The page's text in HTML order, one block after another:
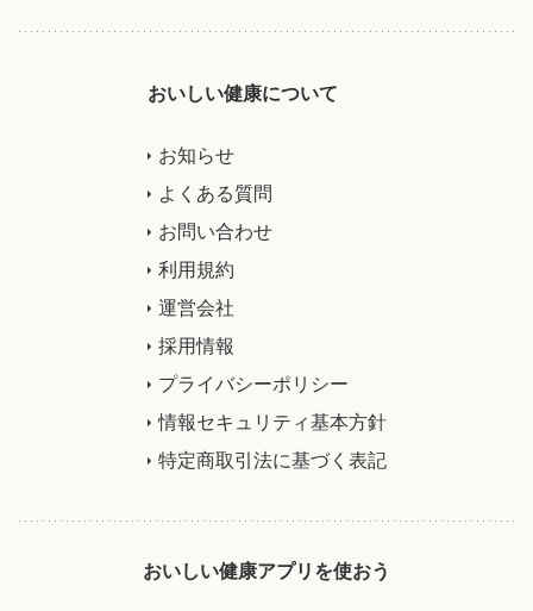
おいしい健康について
お知らせ
よくある質問
お問い合わせ
利用規約
運営会社
採用情報
プライバシーポリシー
情報セキュリティ基本方針
特定商取引法に基づく表記
おいしい健康アプリを使おう